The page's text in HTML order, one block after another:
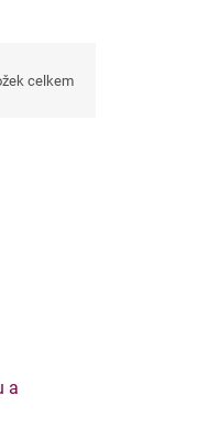
celkem
a